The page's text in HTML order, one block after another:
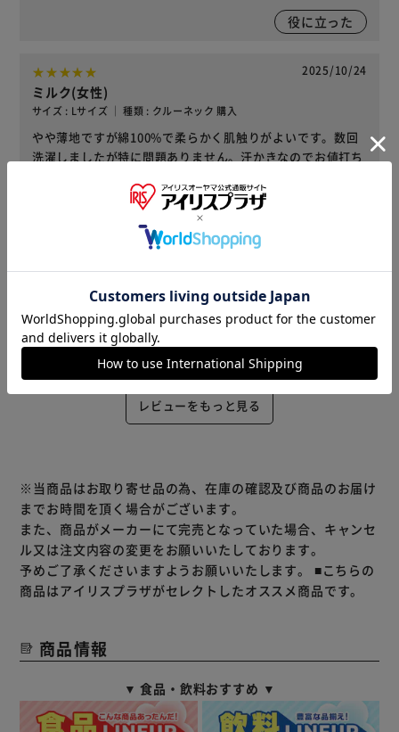
役に立った
2025/10/24
ミルク(女性)
サイズ : Lサイズ ｜ 種類 : クルーネック 購入
やや薄地ですが綿100%で柔らかく肌触りがよいです。数回
洗濯しましたが特に問題ありません。汗かきなのでお値打ち
まま(女性)
サイズ : Lサイズ ｜ 種類 : クルーネック 購入
とても薄手ですが暑い夏にはピッタリです！
レビューをもっと見る
※当商品はお取り寄せ品の為、在庫の確認及び商品のお届け
までお時間を頂く場合がございます。
また、商品がメーカーにて完売となっていた場合、キャンセ
ル又は注文内容の変更をお願いいたしております。
予めご了承くださいますようお願いいたします。 ■こちらの
商品はアイリスプラザがセレクトしたオススメ商品です。
商品情報
▼ 食品・飲料おすすめ ▼